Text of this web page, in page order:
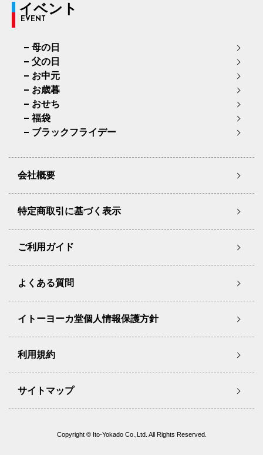
イベント
EVENT
母の日
父の日
お中元
お歳暮
おせち
福袋
ブラックフライデー
会社概要
特定商取引に基づく表示
ご利用ガイド
よくある質問
イトーヨーカ堂個人情報保護方針
利用規約
サイトマップ
Copyright © Ito-Yokado Co.,Ltd. All Rights Reserved.